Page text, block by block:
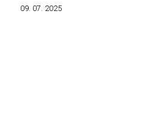
09. 07. 2025